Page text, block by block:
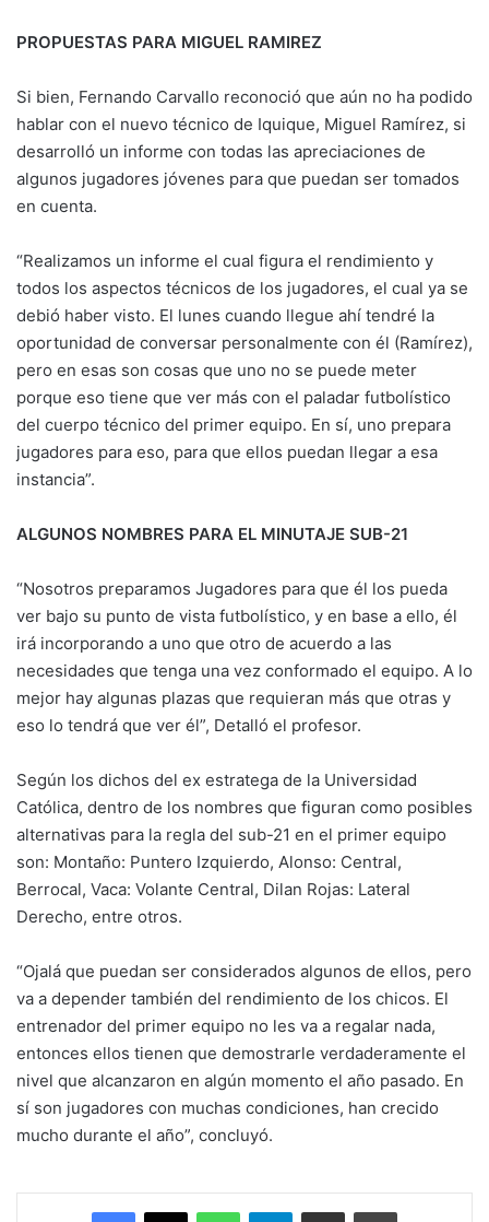
PROPUESTAS PARA MIGUEL RAMIREZ
Si bien, Fernando Carvallo reconoció que aún no ha podido
hablar con el nuevo técnico de Iquique, Miguel Ramírez, si
desarrolló un informe con todas las apreciaciones de
algunos jugadores jóvenes para que puedan ser tomados
en cuenta.
“Realizamos un informe el cual figura el rendimiento y
todos los aspectos técnicos de los jugadores, el cual ya se
debió haber visto. El lunes cuando llegue ahí tendré la
oportunidad de conversar personalmente con él (Ramírez),
pero en esas son cosas que uno no se puede meter
porque eso tiene que ver más con el paladar futbolístico
del cuerpo técnico del primer equipo. En sí, uno prepara
jugadores para eso, para que ellos puedan llegar a esa
instancia”.
ALGUNOS NOMBRES PARA EL MINUTAJE SUB-21
“Nosotros preparamos Jugadores para que él los pueda
ver bajo su punto de vista futbolístico, y en base a ello, él
irá incorporando a uno que otro de acuerdo a las
necesidades que tenga una vez conformado el equipo. A lo
mejor hay algunas plazas que requieran más que otras y
eso lo tendrá que ver él”, Detalló el profesor.
Según los dichos del ex estratega de la Universidad
Católica, dentro de los nombres que figuran como posibles
alternativas para la regla del sub-21 en el primer equipo
son: Montaño: Puntero Izquierdo, Alonso: Central,
Berrocal, Vaca: Volante Central, Dilan Rojas: Lateral
Derecho, entre otros.
“Ojalá que puedan ser considerados algunos de ellos, pero
va a depender también del rendimiento de los chicos. El
entrenador del primer equipo no les va a regalar nada,
entonces ellos tienen que demostrarle verdaderamente el
nivel que alcanzaron en algún momento el año pasado. En
sí son jugadores con muchas condiciones, han crecido
mucho durante el año”, concluyó.
Facebook
X WhatsAppTelegramEnviar vía email Imprimir